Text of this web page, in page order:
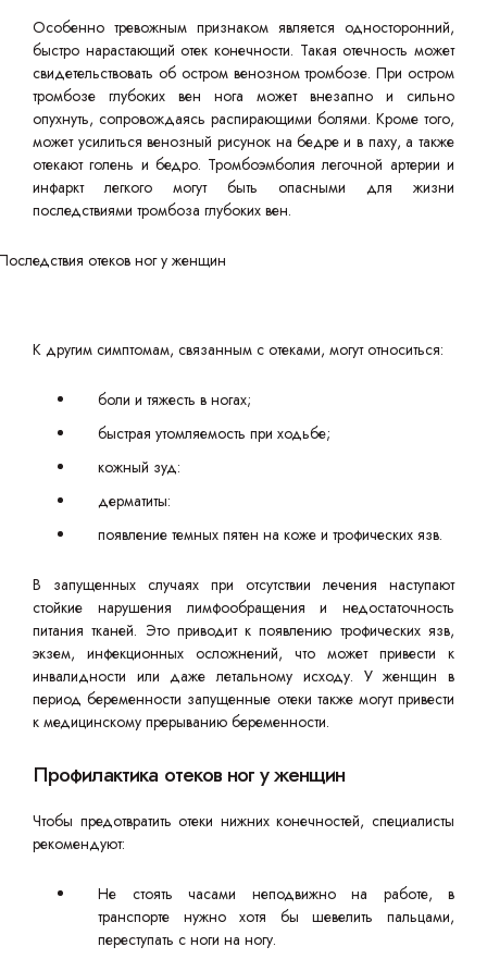
Особенно тревожным признаком является односторонний,
быстро нарастающий отек конечности. Такая отечность может
свидетельствовать об остром венозном тромбозе. При остром
тромбозе глубоких вен нога может внезапно и сильно
опухнуть, сопровождаясь распирающими болями. Кроме того,
может усилиться венозный рисунок на бедре и в паху, а также
отекают голень и бедро. Тромбоэмболия легочной артерии и
инфаркт легкого могут быть опасными для жизни
последствиями тромбоза глубоких вен.
К другим симптомам, связанным с отеками, могут относиться:
боли и тяжесть в ногах;
быстрая утомляемость при ходьбе;
кожный зуд:
дерматиты:
появление темных пятен на коже и трофических язв.
В запущенных случаях при отсутствии лечения наступают
стойкие нарушения лимфообращения и недостаточность
питания тканей. Это приводит к появлению трофических язв,
экзем, инфекционных осложнений, что может привести к
инвалидности или даже летальному исходу. У женщин в
период беременности запущенные отеки также могут привести
к медицинскому прерыванию беременности.
Профилактика отеков ног у женщин
Чтобы предотвратить отеки нижних конечностей, специалисты
рекомендуют:
Не стоять часами неподвижно на работе, в
транспорте нужно хотя бы шевелить пальцами,
переступать с ноги на ногу.